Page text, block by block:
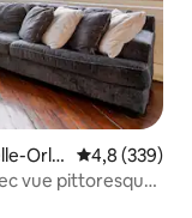
Orlé
Évaluation
4,8 (339)
vue pittoresque